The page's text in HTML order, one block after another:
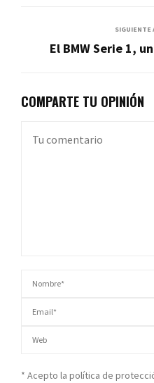
SIGUIENTE
El BMW Serie 1,
COMPARTE TU OPINIÓN
* Acepto la política de